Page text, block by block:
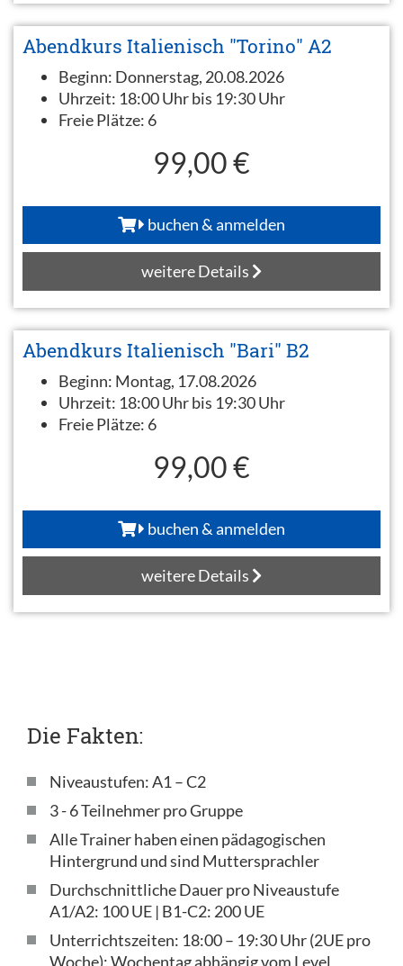
Abendkurs Italienisch "Torino" A2
Beginn: Donnerstag, 20.08.2026
Uhrzeit: 18:00 Uhr bis 19:30 Uhr
Freie Plätze: 6
99,00 €
buchen & anmelden
weitere Details
Abendkurs Italienisch "Bari" B2
Beginn: Montag, 17.08.2026
Uhrzeit: 18:00 Uhr bis 19:30 Uhr
Freie Plätze: 6
99,00 €
buchen & anmelden
weitere Details
Die Fakten:
Niveaustufen: A1 – C2
3 - 6 Teilnehmer pro Gruppe
Alle Trainer haben einen pädagogischen
Hintergrund und sind Muttersprachler
Durchschnittliche Dauer pro Niveaustufe
A1/A2: 100 UE | B1-C2: 200 UE
Unterrichtszeiten: 18:00 – 19:30 Uhr (2UE pro
Woche); Wochentag abhängig vom Level